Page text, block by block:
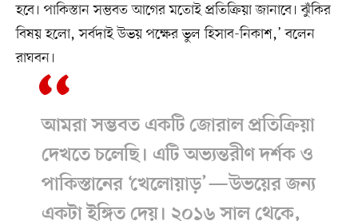
হবে। পাকিস্তান সম্ভবত আগের মতোই প্রতিক্রিয়া জানাবে। ঝুঁকির
বিষয় হলো, সর্বদাই উভয় পক্ষের ভুল হিসাব-নিকাশ,’ বলেন
রাঘবন।
আমরা সম্ভবত একটি জোরাল প্রতিক্রিয়া
দেখতে চলেছি। এটি অভ্যন্তরীণ দর্শক ও
পাকিস্তানের ‘খেলোয়াড়’—উভয়ের জন্য
একটা ইঙ্গিত দেয়। ২০১৬ সাল থেকে,